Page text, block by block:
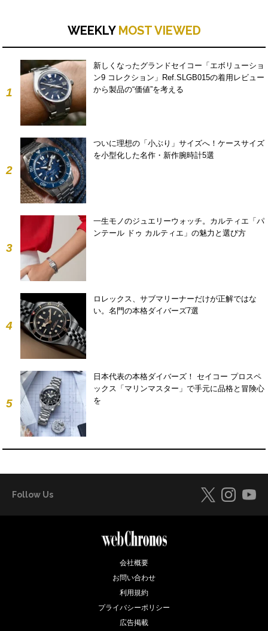
WEEKLY MOST VIEWED
1
新しくなったグランドセイコー「エボリューショ
ン9 コレクション」Ref.SLGB015の着用レビュー
から製品の“価値”を考える
2
ついに理想の「小ぶり」サイズへ！ケースサイズ
を小型化した名作・新作腕時計5選
3
一生モノのジュエリーウォッチ。カルティエ「パ
ンテール ドゥ カルティエ」の魅力と選び方
4
ロレックス、サブマリーナーだけが正解ではな
い。名門の本格ダイバーズ7選
5
日本代表の本格ダイバーズ！ セイコー プロスペ
ックス「マリンマスター」で手元に品格と冒険心
を
Follow Us
会社概要
お問い合わせ
利用規約
プライバシーポリシー
広告掲載